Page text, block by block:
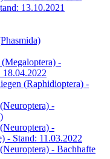
13.10.2021
-
18.04.2022
(Raphidioptera) -
-
-
- Stand: 11.03.2022
- Bachhafte